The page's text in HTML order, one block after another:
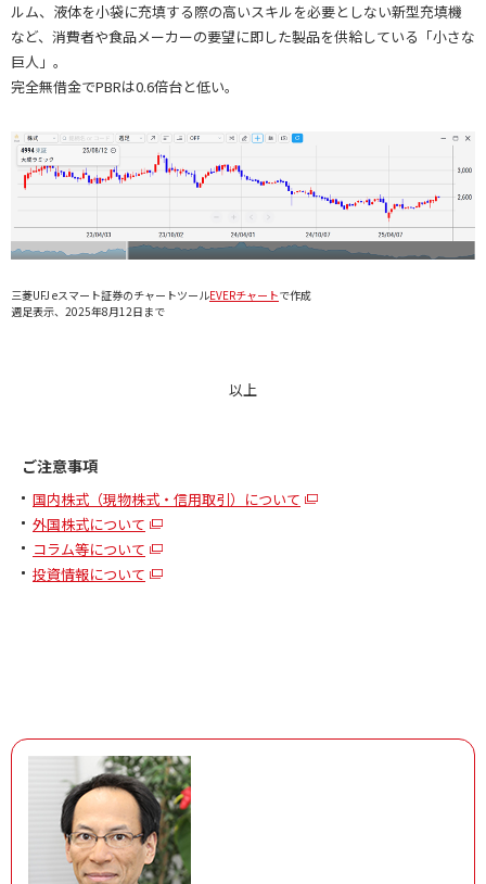
ルム、液体を小袋に充填する際の高いスキルを必要としない新型充填機
など、消費者や食品メーカーの要望に即した製品を供給している「小さな
巨人」。
完全無借金でPBRは0.6倍台と低い。
三菱UFJ eスマート証券のチャートツールEVERチャートで作成
週足表示、2025年8月12日まで
以上
ご注意事項
国内株式（現物株式・信用取引）について
外国株式について
コラム等について
投資情報について